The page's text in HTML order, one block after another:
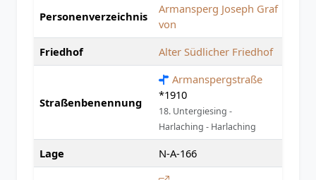
Personenverzeichnis
Armansperg Joseph Graf
von
Friedhof
Alter Südlicher Friedhof
Straßenbenennung
Armanspergstraße
*1910
18. Untergiesing -
Harlaching - Harlaching
Lage N-A-166